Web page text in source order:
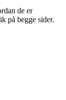
de er
på begge sider.